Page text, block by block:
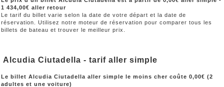
1 434,00€ aller retour
Le tarif du billet varie selon la date de votre départ et la date de
réservation. Utilisez notre moteur de réservation pour comparer tous les
billets de bateau et trouver le meilleur prix.
Alcudia Ciutadella - tarif aller simple
Le billet Alcudia Ciutadella aller simple le moins cher coûte 0,00€ (2
adultes et une voiture)